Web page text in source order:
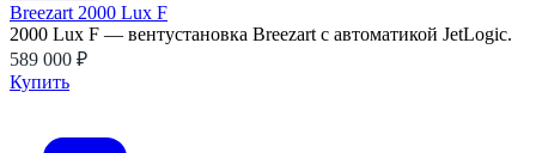
Breezart 2000 Lux F
2000 Lux F — вентустановка Breezart с автоматикой JetLogic.
589 000 ₽
Купить